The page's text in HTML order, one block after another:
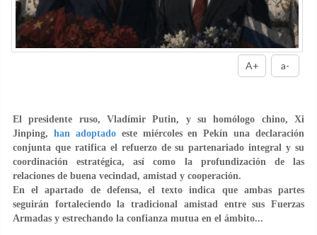
A+ a-
El presidente ruso, Vladímir Putin, y su homólogo chino, Xi
Jinping, han adoptadoeste miércoles en Pekín una declaración
conjunta que ratifica el refuerzo de su partenariado integral y su
coordinación estratégica, así como la profundización de las
relaciones de buena vecindad, amistad y cooperación.
En el apartado de defensa, el texto indica que ambas partes
seguirán fortaleciendo la tradicional amistad entre sus Fuerzas
Armadas y estrechando la confianza mutua en el ámbito...